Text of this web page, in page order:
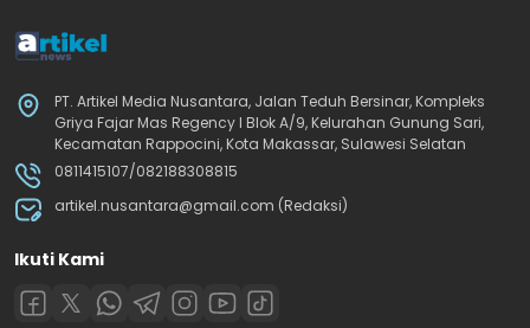
PT. Artikel Media Nusantara, Jalan Teduh Bersinar, Kompleks
Griya Fajar Mas Regency I Blok A/9, Kelurahan Gunung Sari,
Kecamatan Rappocini, Kota Makassar, Sulawesi Selatan
0811415107/082188308815
artikel.nusantara@gmail.com (Redaksi)
Ikuti Kami